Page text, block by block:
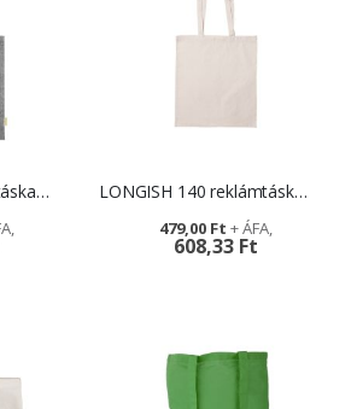
CONGISH bevásárlótáska -reklámajándék LONGISH 140 reklámtáska - egyedi logóval
608,33 Ft
479,00 Ft